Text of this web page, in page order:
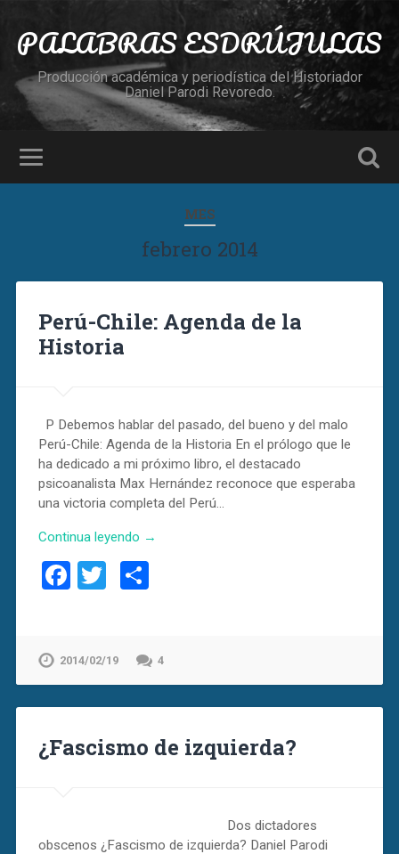
PALABRAS ESDRÚJULAS
Producción académica y periodística del Historiador
Daniel Parodi Revoredo.
MES
febrero 2014
Perú-Chile: Agenda de la
Historia
P Debemos hablar del pasado, del bueno y del malo
Perú-Chile: Agenda de la Historia En el prólogo que le
ha dedicado a mi próximo libro, el destacado
psicoanalista Max Hernández reconoce que esperaba
una victoria completa del Perú…
Continua leyendo →
Facebook
Twitter
2014/02/19 4
¿Fascismo de izquierda?
Dos dictadores
obscenos ¿Fascismo de izquierda? Daniel Parodi